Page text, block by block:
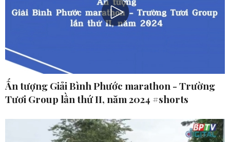
Ấn tượng Giải Bình Phước marathon - Trường
Tươi Group lần thứ II, năm 2024 #shorts